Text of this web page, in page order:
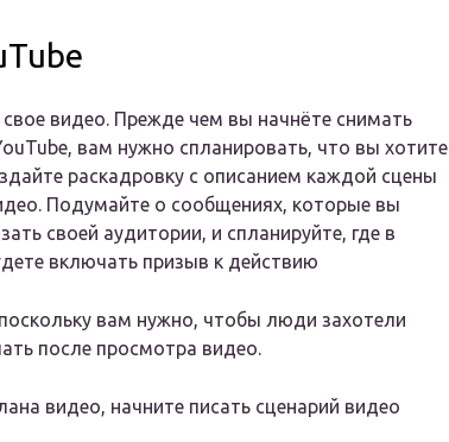
свое видео. Прежде чем вы начнёте снимать
вам нужно спланировать, что вы хотите
раскадровку с описанием каждой сцены
Подумайте о сообщениях, которые вы
своей аудитории, и спланируйте, где в
включать призыв к действию
вам нужно, чтобы люди захотели
после просмотра видео.
видео, начните писать сценарий видео